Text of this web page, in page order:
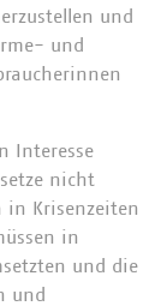
und
und
Interesse
nicht
in Krisenzeiten
in
und die
und